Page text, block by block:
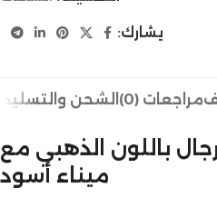
يشارك:
مراجعات (0) الشحن والتسليم
باللون الذهبي مع
ميناء أسود